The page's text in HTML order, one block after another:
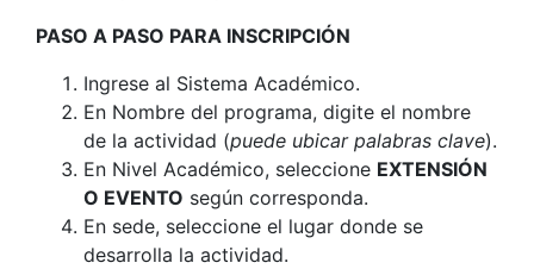
PASO A PASO PARA INSCRIPCIÓN
Ingrese al Sistema Académico.
En Nombre del programa, digite el nombre
de la actividad (puede ubicar palabras clave).
En Nivel Académico, seleccione EXTENSIÓN
O EVENTO según corresponda.
En sede, seleccione el lugar donde se
desarrolla la actividad.